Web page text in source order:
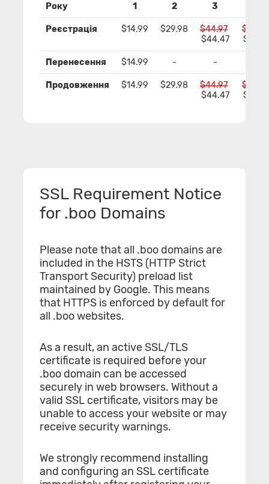
Року 1 2 3
Реєстрація $14.99 $29.98
$44.97
$44.47
Перенесення $14.99 - -
Продовження $14.99 $29.98
$44.97
$44.47
SSL Requirement Notice
for .boo Domains
Please note that all .boo domains are
included in the HSTS (HTTP Strict
Transport Security) preload list
maintained by Google. This means
that HTTPS is enforced by default for
all .boo websites.
As a result, an active SSL/TLS
certificate is required before your
.boo domain can be accessed
securely in web browsers. Without a
valid SSL certificate, visitors may be
unable to access your website or may
receive security warnings.
We strongly recommend installing
and configuring an SSL certificate